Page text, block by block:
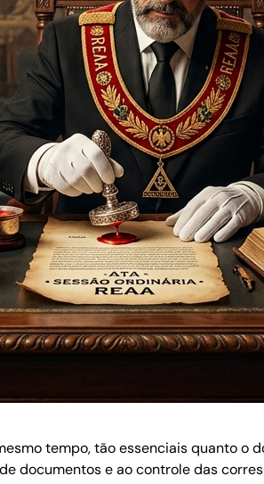
tempo, tão essenciais quanto o
documentos e ao controle das